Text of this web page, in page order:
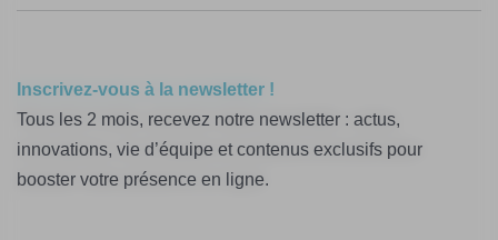
Inscrivez-vous à la newsletter !
Tous les 2 mois, recevez notre newsletter : actus,
innovations, vie d’équipe et contenus exclusifs pour
booster votre présence en ligne.